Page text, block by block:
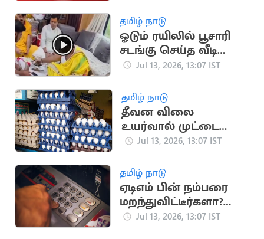
தமிழ் நாடு
ஓடும் ரயிலில் பூசாரி
சடங்கு செய்த வீடியோ:
ரயில்வே விளக்கம்
Jul 13, 2026, 13:07 IST
தமிழ் நாடு
தீவன விலை
உயர்வால் முட்டை
விலை ரூ.6.70 ஆக
Jul 13, 2026, 13:07 IST
தமிழ் நாடு
ஏடிஎம் பின் நம்பரை
மறந்துவிட்டீர்களா?
இதோ எளிய தீர்வுகள்
Jul 13, 2026, 13:07 IST